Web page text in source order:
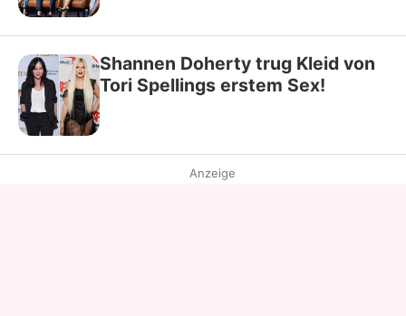
Shannen Doherty trug Kleid von
Tori Spellings erstem Sex!
Anzeige